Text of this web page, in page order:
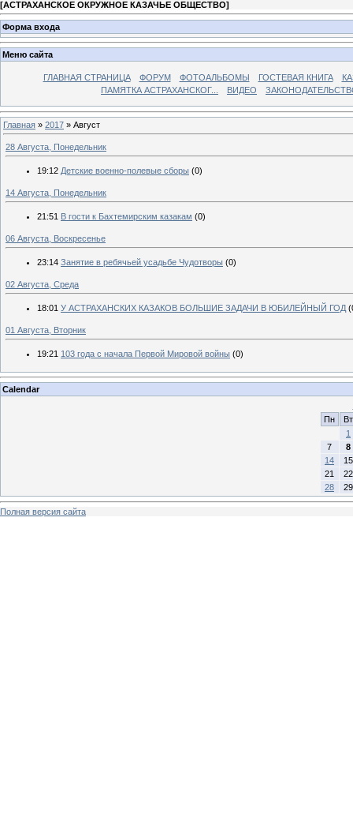
[АСТРАХАНСКОЕ ОКРУЖНОЕ КАЗАЧЬЕ ОБЩЕСТВО]
Форма входа
Меню сайта
ГЛАВНАЯ СТРАНИЦА ФОРУМ ФОТОАЛЬБОМЫ ГОСТЕВАЯ КНИГА
ПАМЯТКА АСТРАХАНСКОГ...
ВИДЕО
Главная » 2017 » Август
28 Августа, Понедельник
19:12 Детские военно-полевые сборы (0)
14 Августа, Понедельник
21:51 В гости к Бахтемирским казакам (0)
06 Августа, Воскресенье
23:14 Занятие в ребячьей усадьбе Чудотворы (0)
02 Августа, Среда
18:01 У АСТРАХАНСКИХ КАЗАКОВ БОЛЬШИЕ ЗАДАЧИ В ЮБИЛЕЙНЫЙ ГОД
01 Августа, Вторник
19:21 103 года с начала Первой Мировой войны (0)
Calendar
Пн
Вт
1
7
8
14
15
21
22
28
29
Полная версия сайта